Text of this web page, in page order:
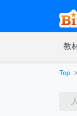
教
Top